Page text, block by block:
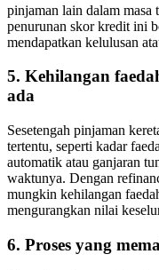
pinjaman lain dalam masa
penurunan skor kredit ini
mendapatkan kelulusan
5. Kehilangan
ada
Sesetengah pinjaman
tertentu, seperti kadar
automatik atau ganjaran
waktunya. Dengan
mungkin kehilangan
mengurangkan nilai
6. Proses yang